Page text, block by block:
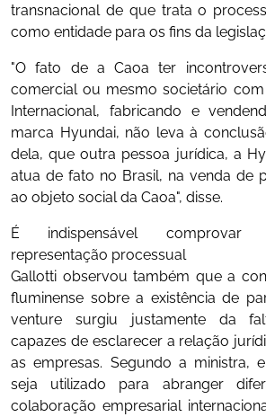
transnacional de que trata o
como entidade para os fins da
"O fato de a Caoa ter
comercial ou mesmo societário
Internacional, fabricando e
marca Hyundai, não leva à
dela, que outra pessoa jurídica, a
atua de fato no Brasil, na venda de
ao objeto social da Caoa", disse.
É indispensável comprovar
representação processual
Gallotti observou também que a
fluminense sobre a existência de
venture surgiu justamente da
capazes de esclarecer a relação
as empresas. Segundo a ministra,
seja utilizado para abranger
colaboração empresarial